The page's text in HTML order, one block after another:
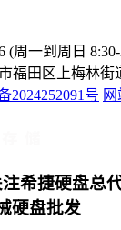
(周一到周日
福田区上梅林街
2024252091号
希捷硬盘总
硬盘批发